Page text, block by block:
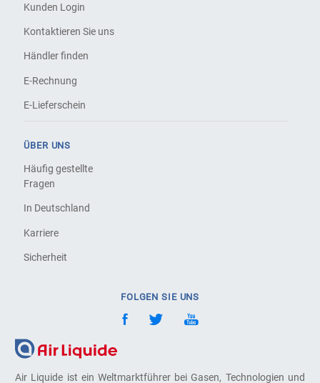
Air Liquide ist ein Weltmarktführer bei Gasen, Technologien und
Kunden Login
Kontaktieren Sie uns
Händler finden
E-Rechnung
E-Lieferschein
ÜBER UNS
Häufig gestellte
Fragen
In Deutschland
Karriere
Sicherheit
FOLGEN SIE UNS